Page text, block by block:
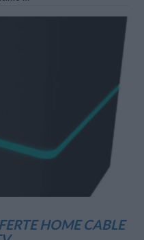
HOME CABLE